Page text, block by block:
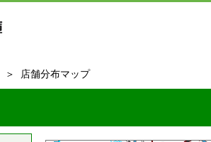
＞ 店舗分布マップ